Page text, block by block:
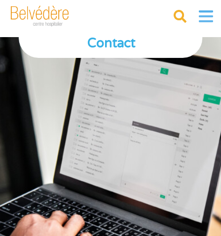
Contact